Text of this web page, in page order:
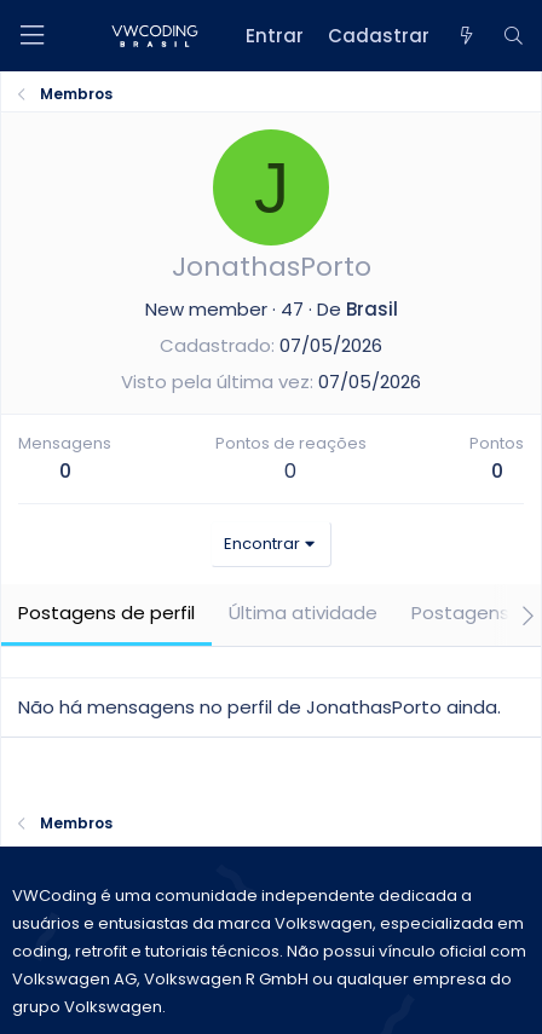
Entrar Cadastrar
Membros
J
JonathasPorto
New member · 47 · De Brasil
Cadastrado 07/05/2026
Visto pela última vez 07/05/2026
Mensagens
0
Pontos de reações
0
Pontos
0
Encontrar
Postagens de perfil Última atividade Postagens
Não há mensagens no perfil de JonathasPorto ainda.
Membros
VWCoding é uma comunidade independente dedicada a
usuários e entusiastas da marca Volkswagen, especializada em
coding, retrofit e tutoriais técnicos. Não possui vínculo oficial com
Volkswagen AG, Volkswagen R GmbH ou qualquer empresa do
grupo Volkswagen.